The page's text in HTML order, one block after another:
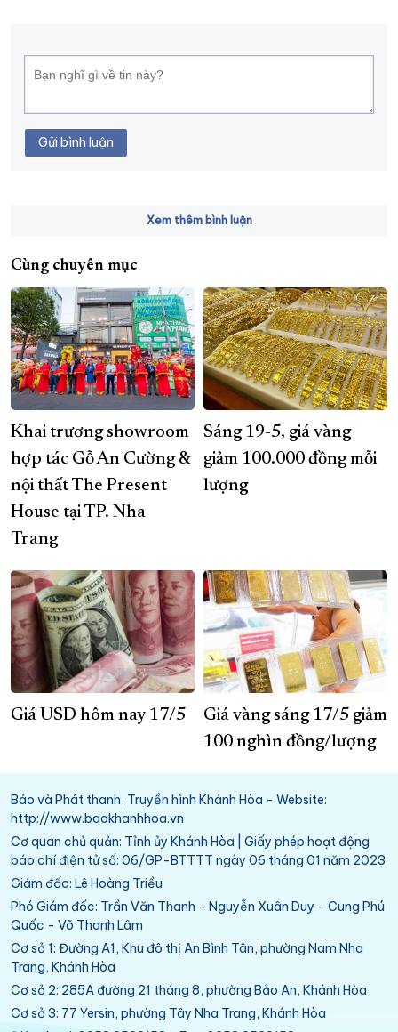
Gửi bình luận
Xem thêm bình luận
Cùng chuyên mục
Khai trương showroom
hợp tác Gỗ An Cường &
nội thất The Present
House tại TP. Nha
Trang
Sáng 19-5, giá vàng
giảm 100.000 đồng mỗi
lượng
Giá USD hôm nay 17/5
Giá vàng sáng 17/5 giảm
100 nghìn đồng/lượng
Báo và Phát thanh, Truyền hình Khánh Hòa - Website:
http://www.baokhanhhoa.vn
Cơ quan chủ quản: Tỉnh ủy Khánh Hòa | Giấy phép hoạt động
báo chí điện tử số: 06/GP-BTTTT ngày 06 tháng 01 năm 2023
Giám đốc: Lê Hoàng Triều
Phó Giám đốc: Trần Văn Thanh - Nguyễn Xuân Duy - Cung Phú
Quốc - Võ Thanh Lâm
Cơ sở 1: Đường A1, Khu đô thị An Bình Tân, phường Nam Nha
Trang, Khánh Hòa
Cơ sở 2: 285A đường 21 tháng 8, phường Bảo An, Khánh Hòa
Cơ sở 3: 77 Yersin, phường Tây Nha Trang, Khánh Hòa